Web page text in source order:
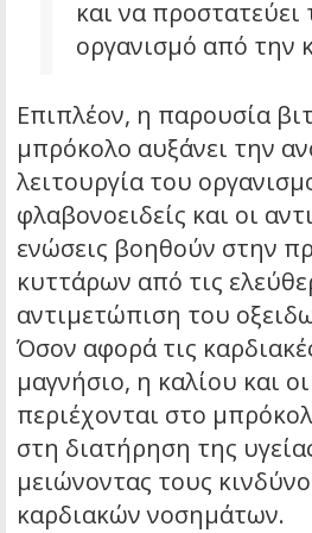
και να προστατεύει
οργανισμό από την
Επιπλέον, η παρουσία
μπρόκολο αυξάνει την
λειτουργία του
φλαβονοειδείς και οι
ενώσεις βοηθούν στην
κυττάρων από τις
αντιμετώπιση του
Όσον αφορά τις
μαγνήσιο, η καλίου και
περιέχονται στο
στη διατήρηση της
μειώνοντας τους
καρδιακών νοσημάτων.